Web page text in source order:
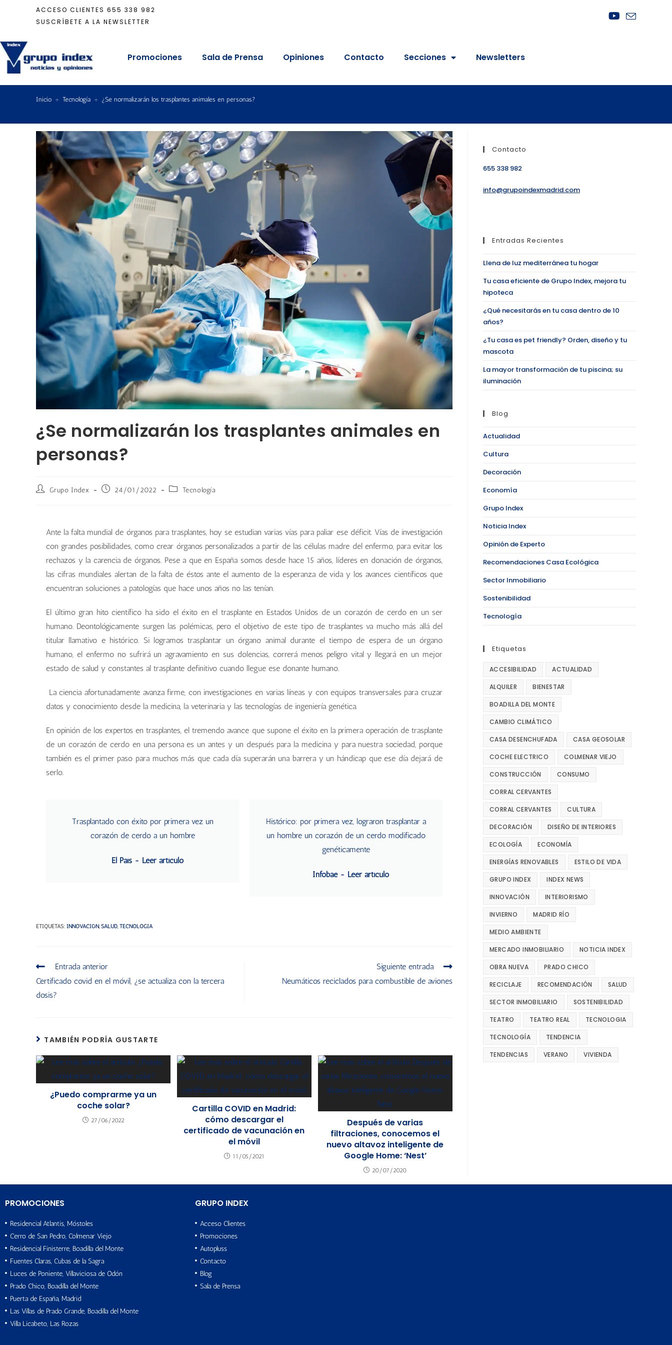
ACCESO CLIENTES 655 338 982
SUSCRÍBETE A LA NEWSLETTER
Promociones Sala de Prensa Opiniones Contacto Secciones Newsletters
Inicio + Tecnología + ¿Se normalizarán los trasplantes animales en personas?
¿Se normalizarán los trasplantes animales en
personas?
Grupo Index 24/01/2022 Tecnología
Ante la falta mundial de órganos para trasplantes, hoy se estudian varias vías para paliar ese déficit. Vías de investigación
con grandes posibilidades, como crear órganos personalizados a partir de las células madre del enfermo, para evitar los
rechazos y la carencia de órganos. Pese a que en España somos desde hace 15 años, líderes en donación de órganos,
las cifras mundiales alertan de la falta de éstos ante el aumento de la esperanza de vida y los avances científicos que
encuentran soluciones a patologías que hace unos años no las tenían.
El último gran hito científico ha sido el éxito en el trasplante en Estados Unidos de un corazón de cerdo en un ser
humano. Deontológicamente surgen las polémicas, pero el objetivo de este tipo de trasplantes va mucho más allá del
titular llamativo e histórico. Si logramos trasplantar un órgano animal durante el tiempo de espera de un órgano
humano, el enfermo no sufrirá un agravamiento en sus dolencias, correrá menos peligro vital y llegará en un mejor
estado de salud y constantes al trasplante definitivo cuando llegue ese donante humano.
La ciencia afortunadamente avanza firme, con investigaciones en varias líneas y con equipos transversales para cruzar
datos y conocimiento desde la medicina, la veterinaria y las tecnologías de ingeniería genética.
En opinión de los expertos en trasplantes, el tremendo avance que supone el éxito en la primera operación de trasplante
de un corazón de cerdo en una persona es un antes y un después para la medicina y para nuestra sociedad, porque
también es el primer paso para muchos más que cada día superarán una barrera y un hándicap que ese día dejará de
serlo.
Trasplantado con éxito por primera vez un
corazón de cerdo a un hombre
El País - Leer artículo
Histórico: por primera vez, lograron trasplantar a
un hombre un corazón de un cerdo modificado
genéticamente
Infobae - Leer artículo
ETIQUETAS: INNOVACIÓN, SALUD, TECNOLOGÍA
Entrada anterior
Certificado covid en el móvil, ¿se actualiza con la tercera
dosis?
Siguiente entrada
Neumáticos reciclados para combustible de aviones
TAMBIÉN PODRÍA GUSTARTE
¿Puedo comprarme ya un
coche solar?
27/06/2022
Cartilla COVID en Madrid:
cómo descargar el
certificado de vacunación en
el móvil
11/05/2021
Después de varias
filtraciones, conocemos el
nuevo altavoz inteligente de
Google Home: ‘Nest’
20/07/2020
Contacto
655 338 982
info@grupoindexmadrid.com
Entradas Recientes
Llena de luz mediterránea tu hogar
Tu casa eficiente de Grupo Index, mejora tu
hipoteca
¿Qué necesitarás en tu casa dentro de 10
años?
¿Tu casa es pet friendly? Orden, diseño y tu
mascota
La mayor transformación de tu piscina; su
iluminación
Blog
Actualidad
Cultura
Decoración
Economía
Grupo Index
Noticia Index
Opinión de Experto
Recomendaciones Casa Ecológica
Sector Inmobiliario
Sostenibilidad
Tecnología
Etiquetas
ACCESIBILIDAD ACTUALIDAD
ALQUILER BIENESTAR
BOADILLA DEL MONTE
CAMBIO CLIMÁTICO
CASA DESENCHUFADA CASA GEOSOLAR
COCHE ELECTRICO COLMENAR VIEJO
CONSTRUCCIÓN CONSUMO
CORRAL CERVANTES
CORRAL CERVANTES CULTURA
DECORACIÓN DISEÑO DE INTERIORES
ECOLOGÍA ECONOMÍA
ENERGÍAS RENOVABLES ESTILO DE VIDA
GRUPO INDEX INDEX NEWS
INNOVACIÓN INTERIORISMO
INVIERNO MADRID RÍO
MEDIO AMBIENTE
MERCADO INMOBILIARIO NOTICIA INDEX
OBRA NUEVA PRADO CHICO
RECICLAJE RECOMENDACIÓN SALUD
SECTOR INMOBILIARIO SOSTENIBILIDAD
TEATRO TEATRO REAL TECNOLOGIA
TECNOLOGÍA TENDENCIA
TENDENCIAS VERANO VIVIENDA
PROMOCIONES
Residencial Atlantis, Móstoles
Cerro de San Pedro, Colmenar Viejo
Residencial Finisterre, Boadilla del Monte
Fuentes Claras, Cubas de la Sagra
Luces de Poniente, Villaviciosa de Odón
Prado Chico, Boadilla del Monte
Puerta de España, Madrid
Las Villas de Prado Grande, Boadilla del Monte
Villa Licabeto, Las Rozas
GRUPO INDEX
Acceso Clientes
Promociones
Autopluss
Contacto
Blog
Sala de Prensa